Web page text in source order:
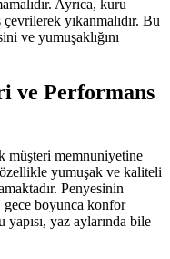
Ayrıca, kuru
yıkanmalıdır. Bu
ve yumuşaklığını
ve Performans
müşteri memnuniyetine
yumuşak ve kaliteli
Penyesinin
gece boyunca konfor
yaz aylarında bile